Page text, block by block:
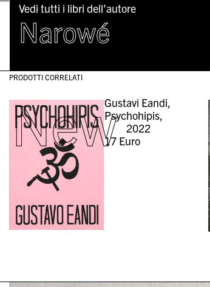
Vedi tutti i libri dell’autore
Narowé
PRODOTTI CORRELATI
NewGustavi Eandi,
Psychohipis,
2022
17 Euro